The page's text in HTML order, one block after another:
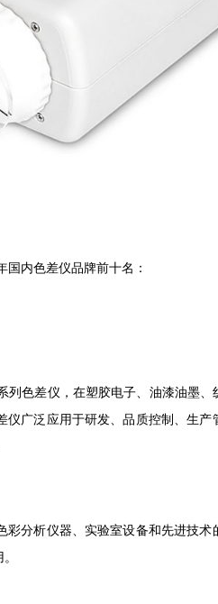
内色差仪品牌前十名：
色差仪，在塑胶电子、油漆油墨
广泛应用于研发、品质控制、生
分析仪器、实验室设备和先进技术